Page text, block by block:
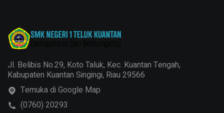
Jl. Belibis No.29, Koto Taluk, Kec. Kuantan Tengah,
Kabupaten Kuantan Singingi, Riau 29566
Temuka di Google Map
(0760) 20293